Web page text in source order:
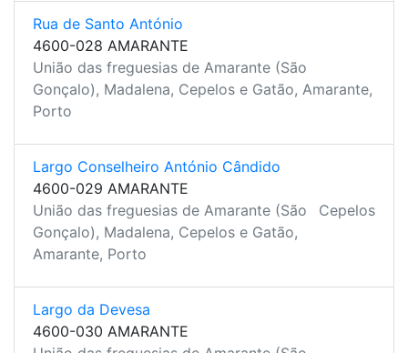
Rua de Santo António
4600-028 AMARANTE
União das freguesias de Amarante (São
Gonçalo), Madalena, Cepelos e Gatão, Amarante,
Porto
Largo Conselheiro António Cândido
4600-029 AMARANTE
União das freguesias de Amarante (São
Gonçalo), Madalena, Cepelos e Gatão,
Amarante, Porto
Cepelos
Largo da Devesa
4600-030 AMARANTE